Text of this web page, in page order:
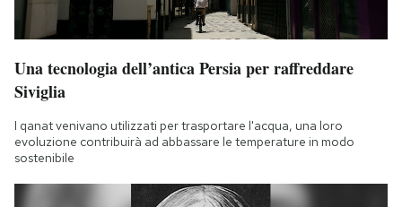
Area Personale
Notifiche mobile
Regala il Post
Hai bisogno di aiuto?
Esci
Una tecnologia dell’antica Persia per raffreddare
Siviglia
I qanat venivano utilizzati per trasportare l'acqua, una loro
evoluzione contribuirà ad abbassare le temperature in modo
sostenibile